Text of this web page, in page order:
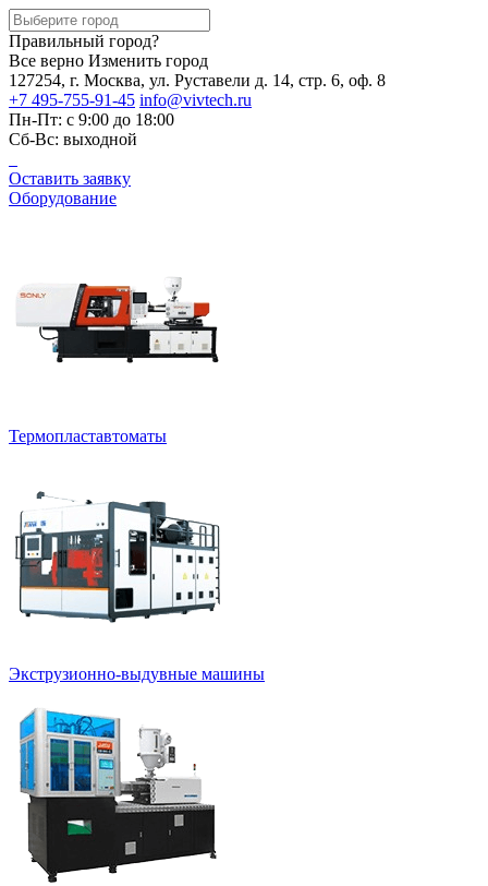
Правильный город?
Все верно Изменить город
127254, г. Москва, ул. Руставели д. 14, стр. 6, оф. 8
+7 495-755-91-45 info@vivtech.ru
Пн-Пт: с 9:00 до 18:00
Сб-Вс: выходной
Оставить заявку
Оборудование
Термопластавтоматы
Экструзионно-выдувные машины